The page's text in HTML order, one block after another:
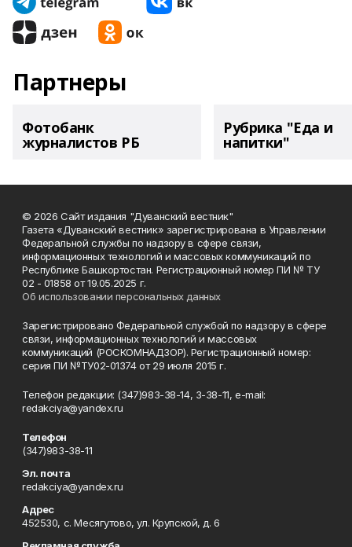
Партнеры
Фотобанк
журналистов РБ
Рубрика "Еда и
напитки"
© 2026 Сайт издания "Дуванский вестник"
Газета «Дуванский вестник» зарегистрирована в Управлении
Федеральной службы по надзору в сфере связи,
информационных технологий и массовых коммуникаций по
Республике Башкортостан. Регистрационный номер ПИ № ТУ
02 - 01858 от 19.05.2025 г.
Об использовании персональных данных
Зарегистрировано Федеральной службой по надзору в сфере
связи, информационных технологий и массовых
коммуникаций (РОСКОМНАДЗОР). Регистрационный номер:
серия ПИ №ТУ02-01374 от 29 июля 2015 г.
Телефон редакции: (347)983-38-14, 3-38-11, e-mail:
redakciya@yandex.ru
Телефон
(347)983-38-11
Эл. почта
redakciya@yandex.ru
Адрес
452530, с. Месягутово, ул. Крупской, д. 6